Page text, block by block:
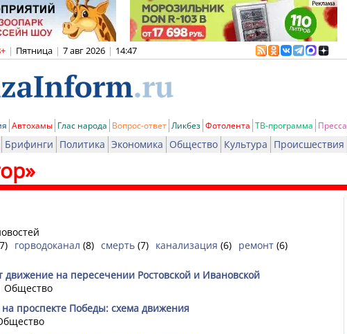
| Пятница | 7 авг 2026 | 14:47
Автохамы Глас народа Вопрос-ответ Ликбез Фотолента ТВ-программа Пресса
Брифинги Политика Экономика Общество Культура Происшествия
горводоканал (8) смерть (7) канализация (6) ремонт (6)
на пересечении Ростовской и Ивановской
Общество
проспекте Победы: схема движения